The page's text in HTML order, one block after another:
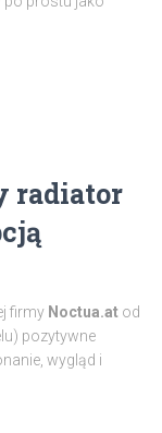
radiator
firmy Noctua.at od
pozytywne
wygląd i